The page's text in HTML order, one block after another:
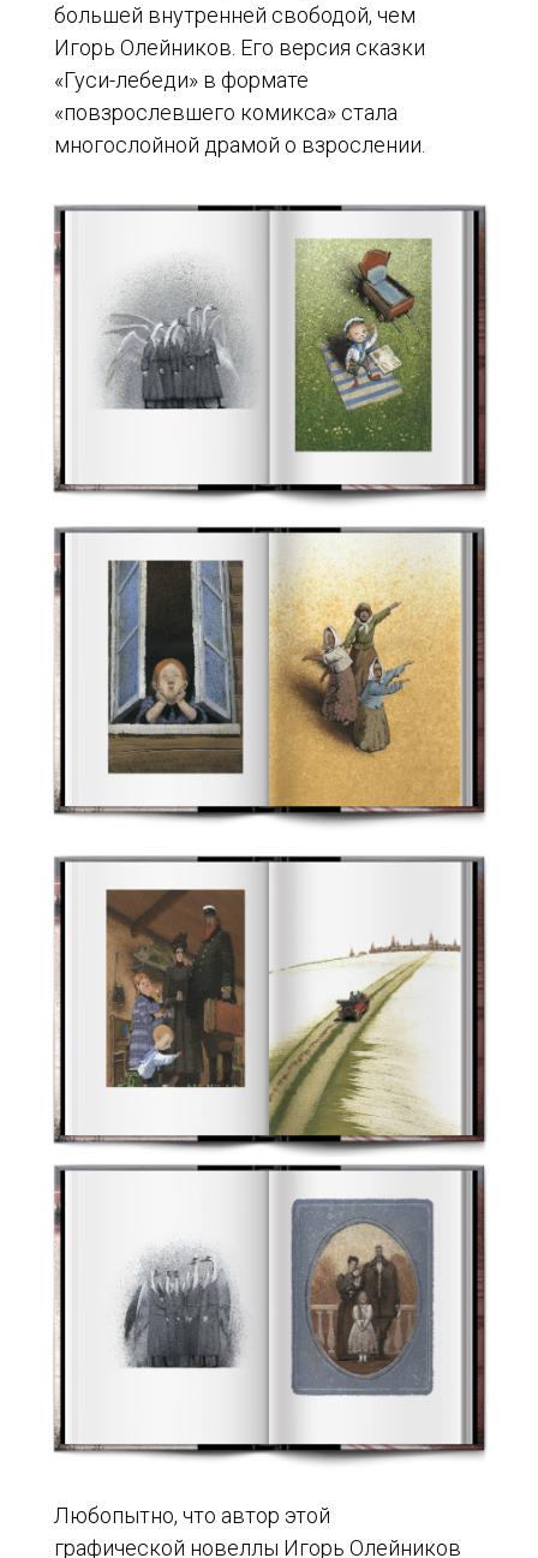
большей внутренней свободой, чем
Игорь Олейников. Его версия сказки
«Гуси-лебеди» в формате
«повзрослевшего комикса» стала
многослойной драмой о взрослении.
Любопытно, что автор этой
графической новеллы Игорь Олейников